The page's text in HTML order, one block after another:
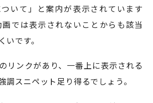
いて」と案内が表示されています
では表示されないことからも該当
です。
リンクがあり、一番上に表示される
調スニペット足り得るでしょう。